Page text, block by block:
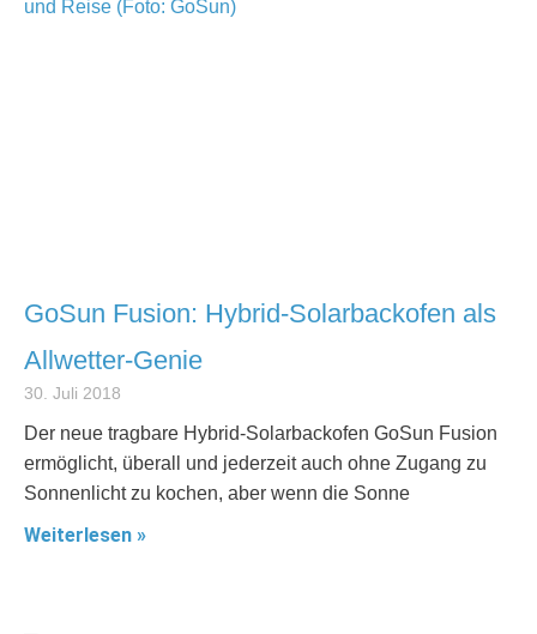
GoSun Fusion: Hybrid-Solarbackofen als
Allwetter-Genie
30. Juli 2018
Der neue tragbare Hybrid-Solarbackofen GoSun Fusion
ermöglicht, überall und jederzeit auch ohne Zugang zu
Sonnenlicht zu kochen, aber wenn die Sonne
Weiterlesen »